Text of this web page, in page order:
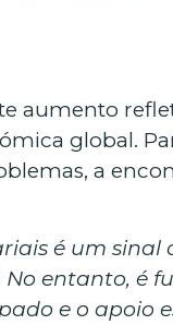
aumento
global.
a
é um
entanto, é
e o apoio